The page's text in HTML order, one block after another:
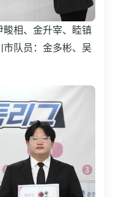
畯相、金升宰、睦镇
市队员：金多彬、吴